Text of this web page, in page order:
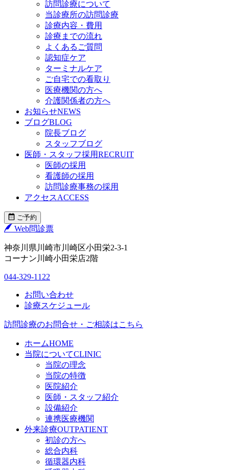
訪問診療について
当診療所の訪問診療
診療内容・費用
診療までの流れ
よくあるご質問
認知症ケア
ターミナルケア
ご自宅での看取り
医療機関の方へ
介護関係者の方へ
お知らせNEWS
ブログBLOG
院長ブログ
スタッフブログ
医師・スタッフ採用RECRUIT
医師の採用
看護師の採用
訪問診療事務の採用
アクセスACCESS
ご予約
Web問診票
神奈川県川崎市川崎区小田栄2-3-1
コーナン川崎小田栄店2階
044-329-1122
お問い合わせ
診療スケジュール
訪問診療のお問合せ・ご相談はこちら
ホームHOME
当院についてCLINIC
当院の理念
当院の特徴
医院紹介
医師・スタッフ紹介
設備紹介
連携医療機関
外来診療OUTPATIENT
初診の方へ
総合内科
循環器内科